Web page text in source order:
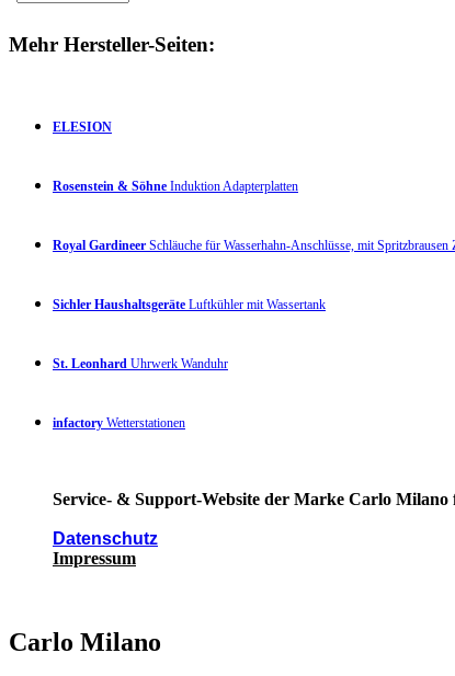
Mehr Hersteller-Seiten:
ELESION
Rosenstein & Söhne Induktion Adapterplatten
Royal Gardineer Schläuche für Wasserhahn-Anschlüsse, mit
Sichler Haushaltsgeräte Luftkühler mit Wassertank
St. Leonhard Uhrwerk Wanduhr
infactory Wetterstationen
Service- & Support-Website der Marke Carlo
Datenschutz
Impressum
Carlo Milano